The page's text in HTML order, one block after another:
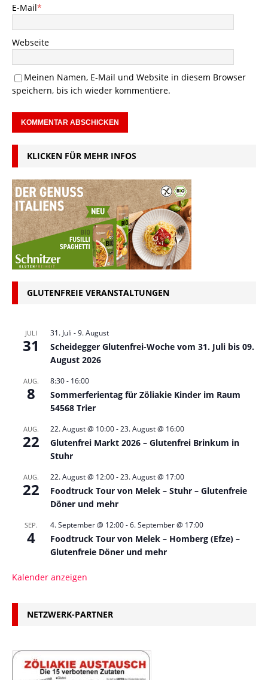
E-Mail*
Webseite
Meinen Namen, E-Mail und Website in diesem Browser
speichern, bis ich wieder kommentiere.
KLICKEN FÜR MEHR INFOS
GLUTENFREIE VERANSTALTUNGEN
JULI
31
31. Juli -9. August
Scheidegger Glutenfrei-Woche vom 31. Juli bis 09.
August 2026
AUG.
8
8:30- 16:00
Sommerferientag für Zöliakie Kinder im Raum
54568 Trier
AUG.
22
22. August @ 10:00-23. August @ 16:00
Glutenfrei Markt 2026 – Glutenfrei Brinkum in
Stuhr
AUG.
22
22. August @ 12:00-23. August @ 17:00
Foodtruck Tour von Melek – Stuhr – Glutenfreie
Döner und mehr
SEP.
4
4. September @ 12:00-6. September @ 17:00
Foodtruck Tour von Melek – Homberg (Efze) –
Glutenfreie Döner und mehr
Kalender anzeigen
NETZWERK-PARTNER